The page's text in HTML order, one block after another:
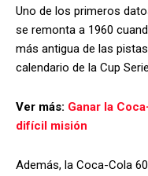
Uno de los primeros
se remonta a 1960
más antigua de las
calendario de la Cup
Ver más: Ganar la
difícil misión
Además, la Coca-Cola